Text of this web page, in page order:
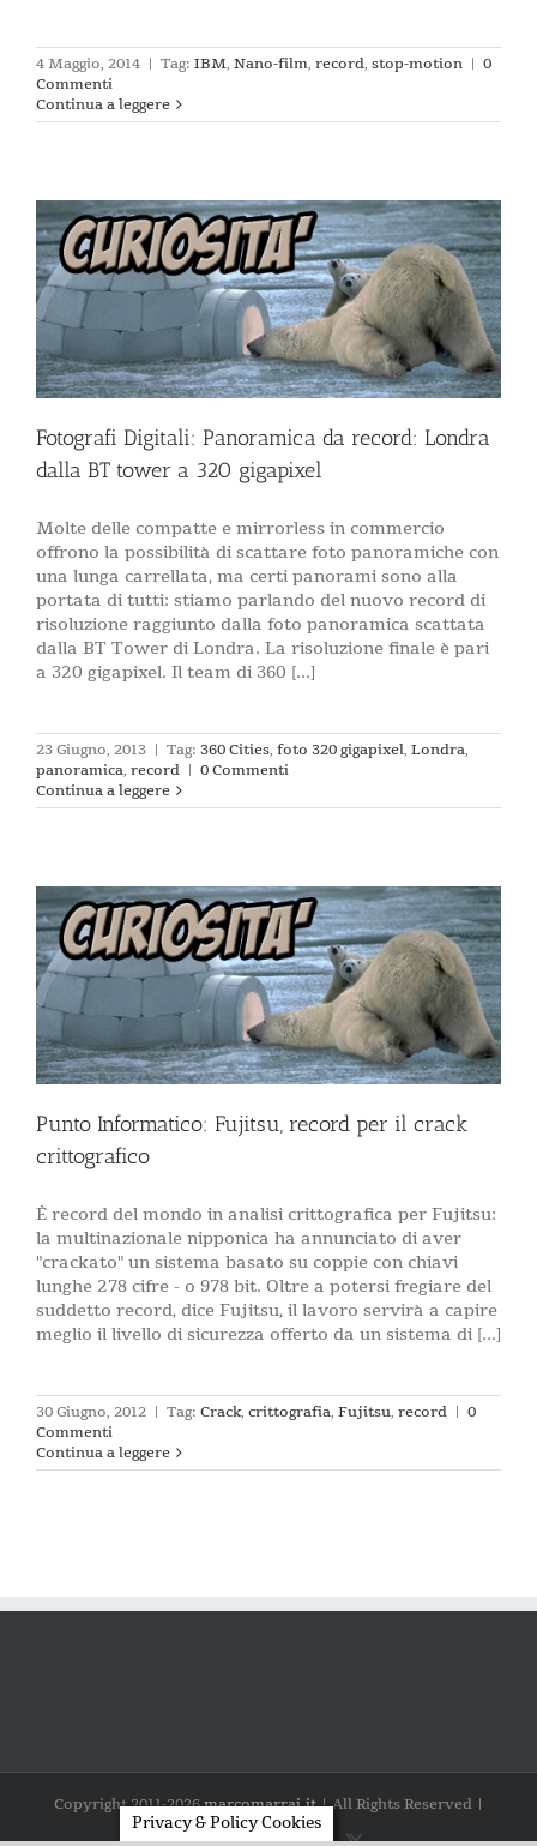
4 Maggio, 2014 | Tag: IBM, Nano-film, record, stop-motion | 0
Commenti
Continua a leggere
Fotografi Digitali: Panoramica da record: Londra
dalla BT tower a 320 gigapixel
Molte delle compatte e mirrorless in commercio
offrono la possibilità di scattare foto panoramiche con
una lunga carrellata, ma certi panorami sono alla
portata di tutti: stiamo parlando del nuovo record di
risoluzione raggiunto dalla foto panoramica scattata
dalla BT Tower di Londra. La risoluzione finale è pari
a 320 gigapixel. Il team di 360 [...]
23 Giugno, 2013 | Tag: 360 Cities, foto 320 gigapixel, Londra,
panoramica, record | 0 Commenti
Continua a leggere
Punto Informatico: Fujitsu, record per il crack
crittografico
È record del mondo in analisi crittografica per Fujitsu:
la multinazionale nipponica ha annunciato di aver
"crackato" un sistema basato su coppie con chiavi
lunghe 278 cifre - o 978 bit. Oltre a potersi fregiare del
suddetto record, dice Fujitsu, il lavoro servirà a capire
meglio il livello di sicurezza offerto da un sistema di [...]
30 Giugno, 2012 | Tag: Crack, crittografia, Fujitsu, record | 0
Commenti
Continua a leggere
Copyright 2011-2026marcomarrai.it| All Rights Reserved |
LinkedInFacebookInstagramYouTube
X
Privacy & Policy Cookies